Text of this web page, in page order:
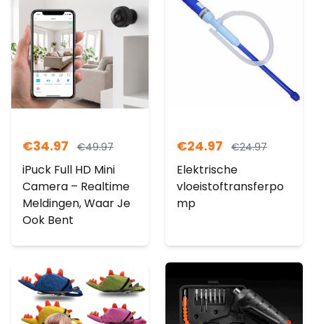
€34.97 €49.97
iPuck Full HD Mini
Camera – Realtime
Meldingen, Waar Je
Ook Bent
€24.97 €24.97
Elektrische
vloeistoftransferpo
mp